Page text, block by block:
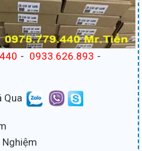
- 0933.626.893 -
Qua